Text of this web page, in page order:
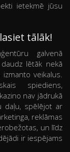
ietekmē jūsu
tālāk!
galvenā
lētāk nekā
veikalus.
spiediens,
nav jādrukā
daļu, spēlējot ar
reklāmas
un līdz
ir iespējams